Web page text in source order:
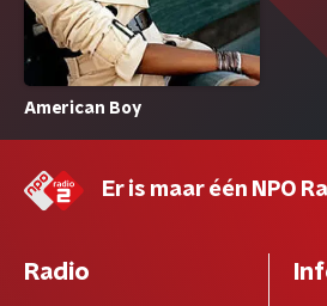
American Boy
Er is maar één NPO
Radio